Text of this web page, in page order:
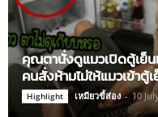
คุณตานั่งดูแมวเปิดตู้เย็
คนสั่งห้ามไม่ให้แมวเข้าตู้
Highlight เหมียวขี้ส่อง - 10